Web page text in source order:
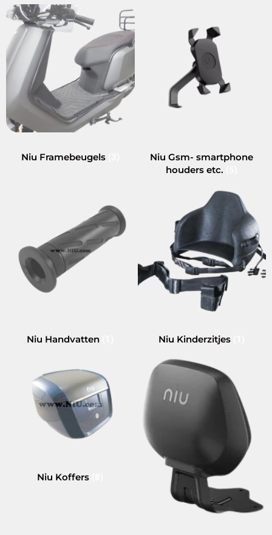
Niu Framebeugels
Niu Gsm- smartphone
houders etc.
Niu Handvatten Niu Kinderzitjes
Niu Koffers